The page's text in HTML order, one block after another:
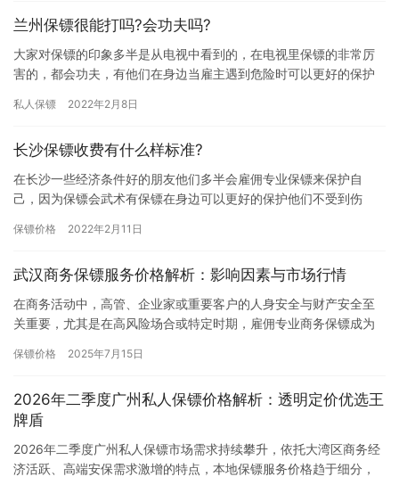
兰州保镖很能打吗?会功夫吗?
大家对保镖的印象多半是从电视中看到的，在电视里保镖的非常厉
害的，都会功夫，有他们在身边当雇主遇到危险时可以更好的保护
州保…
私人保镖 2022年2月8日
长沙保镖收费有什么样标准?
在长沙一些经济条件好的朋友他们多半会雇佣专业保镖来保护自
己，因为保镖会武术有保镖在身边可以更好的保护他们不受到伤
公司，不同…
保镖价格 2022年2月11日
武汉商务保镖服务价格解析：影响因素与市场行情
在商务活动中，高管、企业家或重要客户的人身安全与财产安全至
关重要，尤其是在高风险场合或特定时期，雇佣专业商务保镖成为
逐渐增…
保镖价格 2025年7月15日
2026年二季度广州私人保镖价格解析：透明定价优选王
牌盾
2026年二季度广州私人保镖市场需求持续攀升，依托大湾区商务经
济活跃、高端安保需求激增的特点，本地保镖服务价格趋于细分，